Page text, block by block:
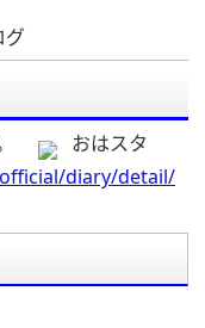
グ
おはスタ
diary/detail/